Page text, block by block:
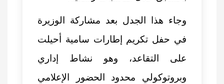
وجاء هذا الجدل بعد مشاركة الوزيرة
في حفل تكريم إطارات سامية أحيلت
على التقاعد، وهو نشاط إداري
وبروتوكولي محدود الحضور الإعلامي